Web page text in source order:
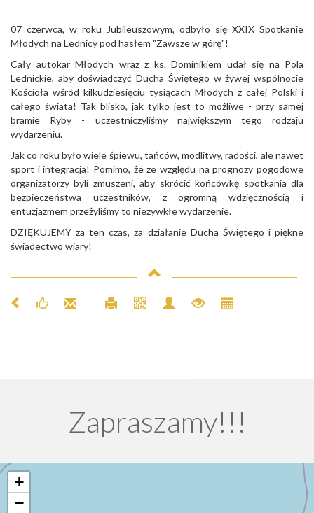
07 czerwca, w roku Jubileuszowym, odbyło się XXIX Spotkanie
Młodych na Lednicy pod hasłem "Zawsze w górę"!
Cały autokar Młodych wraz z ks. Dominikiem udał się na Pola
Lednickie, aby doświadczyć Ducha Świętego w żywej wspólnocie
Kościoła wśród kilkudziesięciu tysiącach Młodych z całej Polski i
całego świata! Tak blisko, jak tylko jest to możliwe - przy samej
bramie Ryby - uczestniczyliśmy największym tego rodzaju
wydarzeniu.
Jak co roku było wiele śpiewu, tańców, modlitwy, radości, ale nawet
sport i integracja! Pomimo, że ze względu na prognozy pogodowe
organizatorzy byli zmuszeni, aby skrócić końcówkę spotkania dla
bezpieczeństwa uczestników, z ogromną wdzięcznością i
entuzjazmem przeżyliśmy to niezywkłe wydarzenie.
DZIĘKUJEMY za ten czas, za działanie Ducha Świętego i piękne
świadectwo wiary!
Zapraszamy!!!
+
−